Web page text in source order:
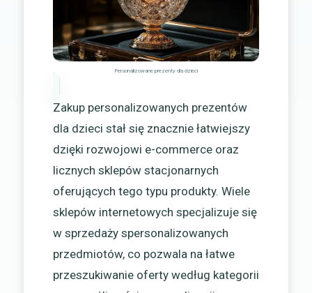
Personalizowane prezenty dla dzieci
Zakup personalizowanych prezentów
dla dzieci stał się znacznie łatwiejszy
dzięki rozwojowi e-commerce oraz
licznych sklepów stacjonarnych
oferujących tego typu produkty. Wiele
sklepów internetowych specjalizuje się
w sprzedaży spersonalizowanych
przedmiotów, co pozwala na łatwe
przeszukiwanie oferty według kategorii